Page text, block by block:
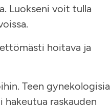
Luokseni voit tulla
hoitava ja
Teen gynekologisia
raskauden